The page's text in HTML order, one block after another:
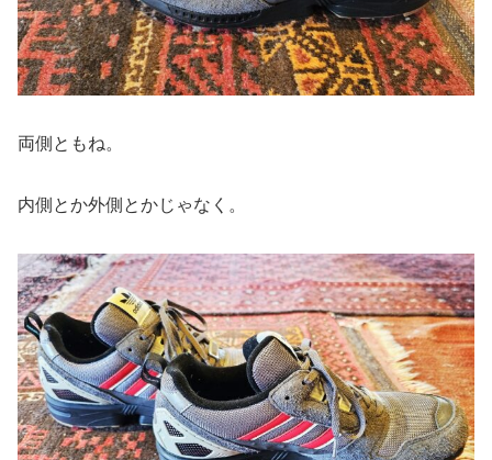
両側ともね。
内側とか外側とかじゃなく。